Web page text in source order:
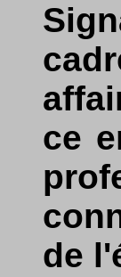
ce
de